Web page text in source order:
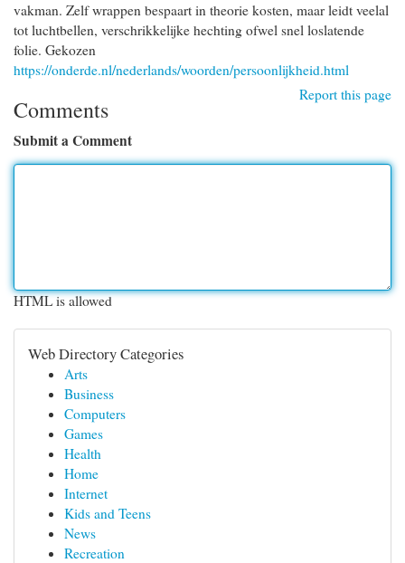
vakman. Zelf wrappen bespaart in theorie kosten, maar leidt veelal
tot luchtbellen, verschrikkelijke hechting ofwel snel loslatende
folie. Gekozen
https://onderde.nl/nederlands/woorden/persoonlijkheid.html
Report this page
Comments
Submit a Comment
HTML is allowed
Web Directory Categories
Arts
Business
Computers
Games
Health
Home
Internet
Kids and Teens
News
Recreation